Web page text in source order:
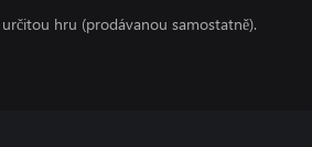
hru (prodávanou samostatně).